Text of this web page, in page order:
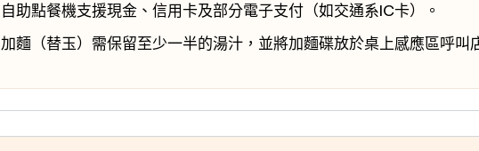
自助點餐機支援現金、信用卡及部分電子支付（如交通系IC卡）。
加麵（替玉）需保留至少一半的湯汁，並將加麵碟放於桌上感應區呼叫